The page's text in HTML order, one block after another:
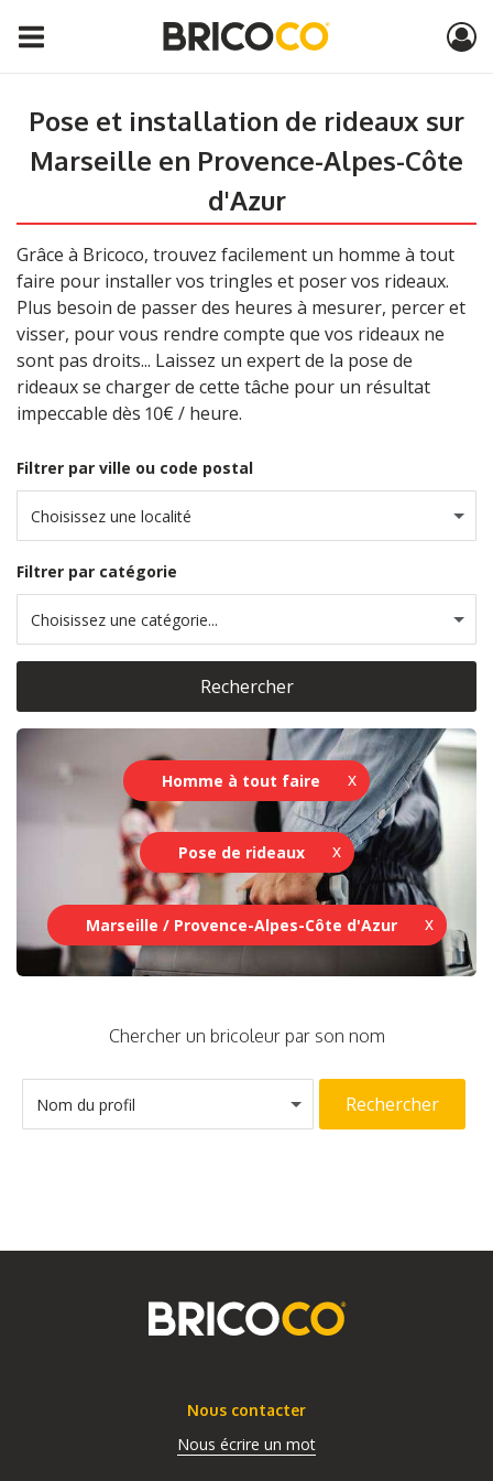
Homme à tout faire
Pose de rideaux
Marseille / Provence-Alpes-Côte d'Azur
Pose et installation de rideaux sur
Marseille en Provence-Alpes-Côte
d'Azur
Grâce à Bricoco, trouvez facilement un homme à tout
faire pour installer vos tringles et poser vos rideaux.
Plus besoin de passer des heures à mesurer, percer et
visser, pour vous rendre compte que vos rideaux ne
sont pas droits... Laissez un expert de la pose de
rideaux se charger de cette tâche pour un résultat
impeccable dès 10€ / heure.
Filtrer par ville ou code postal
Choisissez une localité
Filtrer par catégorie
Choisissez une catégorie...
Rechercher
Chercher un bricoleur par son nom
Nom du profil Rechercher
Nous contacter
Nous écrire un mot